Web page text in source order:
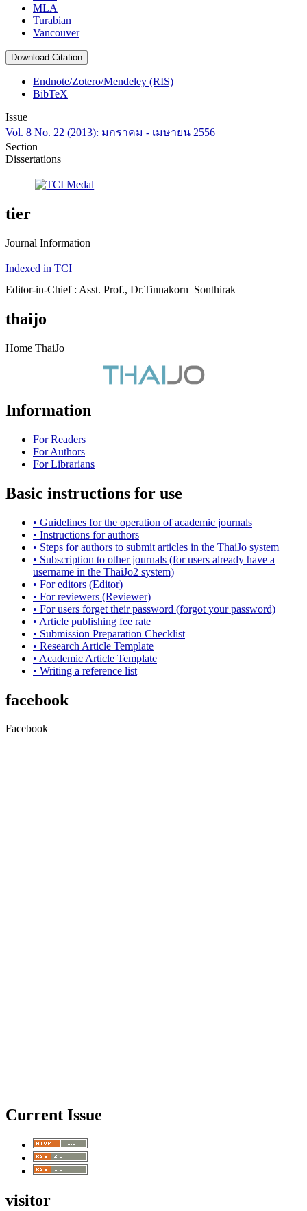
MLA
Turabian
Vancouver
Download Citation
Endnote/Zotero/Mendeley (RIS)
BibTeX
Issue
Vol. 8 No. 22 (2013): มกราคม - เมษายน 2556
Section
Dissertations
tier
Journal Information
Indexed in TCI
Editor-in-Chief : Asst. Prof., Dr.Tinnakorn Sonthirak
thaijo
Home ThaiJo
Information
For Readers
For Authors
For Librarians
Basic instructions for use
• Guidelines for the operation of academic journals
• Instructions for authors
• Steps for authors to submit articles in the ThaiJo system
• Subscription to other journals (for users already have a
username in the ThaiJo2 system)
• For editors (Editor)
• For reviewers (Reviewer)
• For users forget their password (forgot your password)
• Article publishing fee rate
• Submission Preparation Checklist
• Research Article Template
• Academic Article Template
• Writing a reference list
facebook
Facebook
Current Issue
visitor